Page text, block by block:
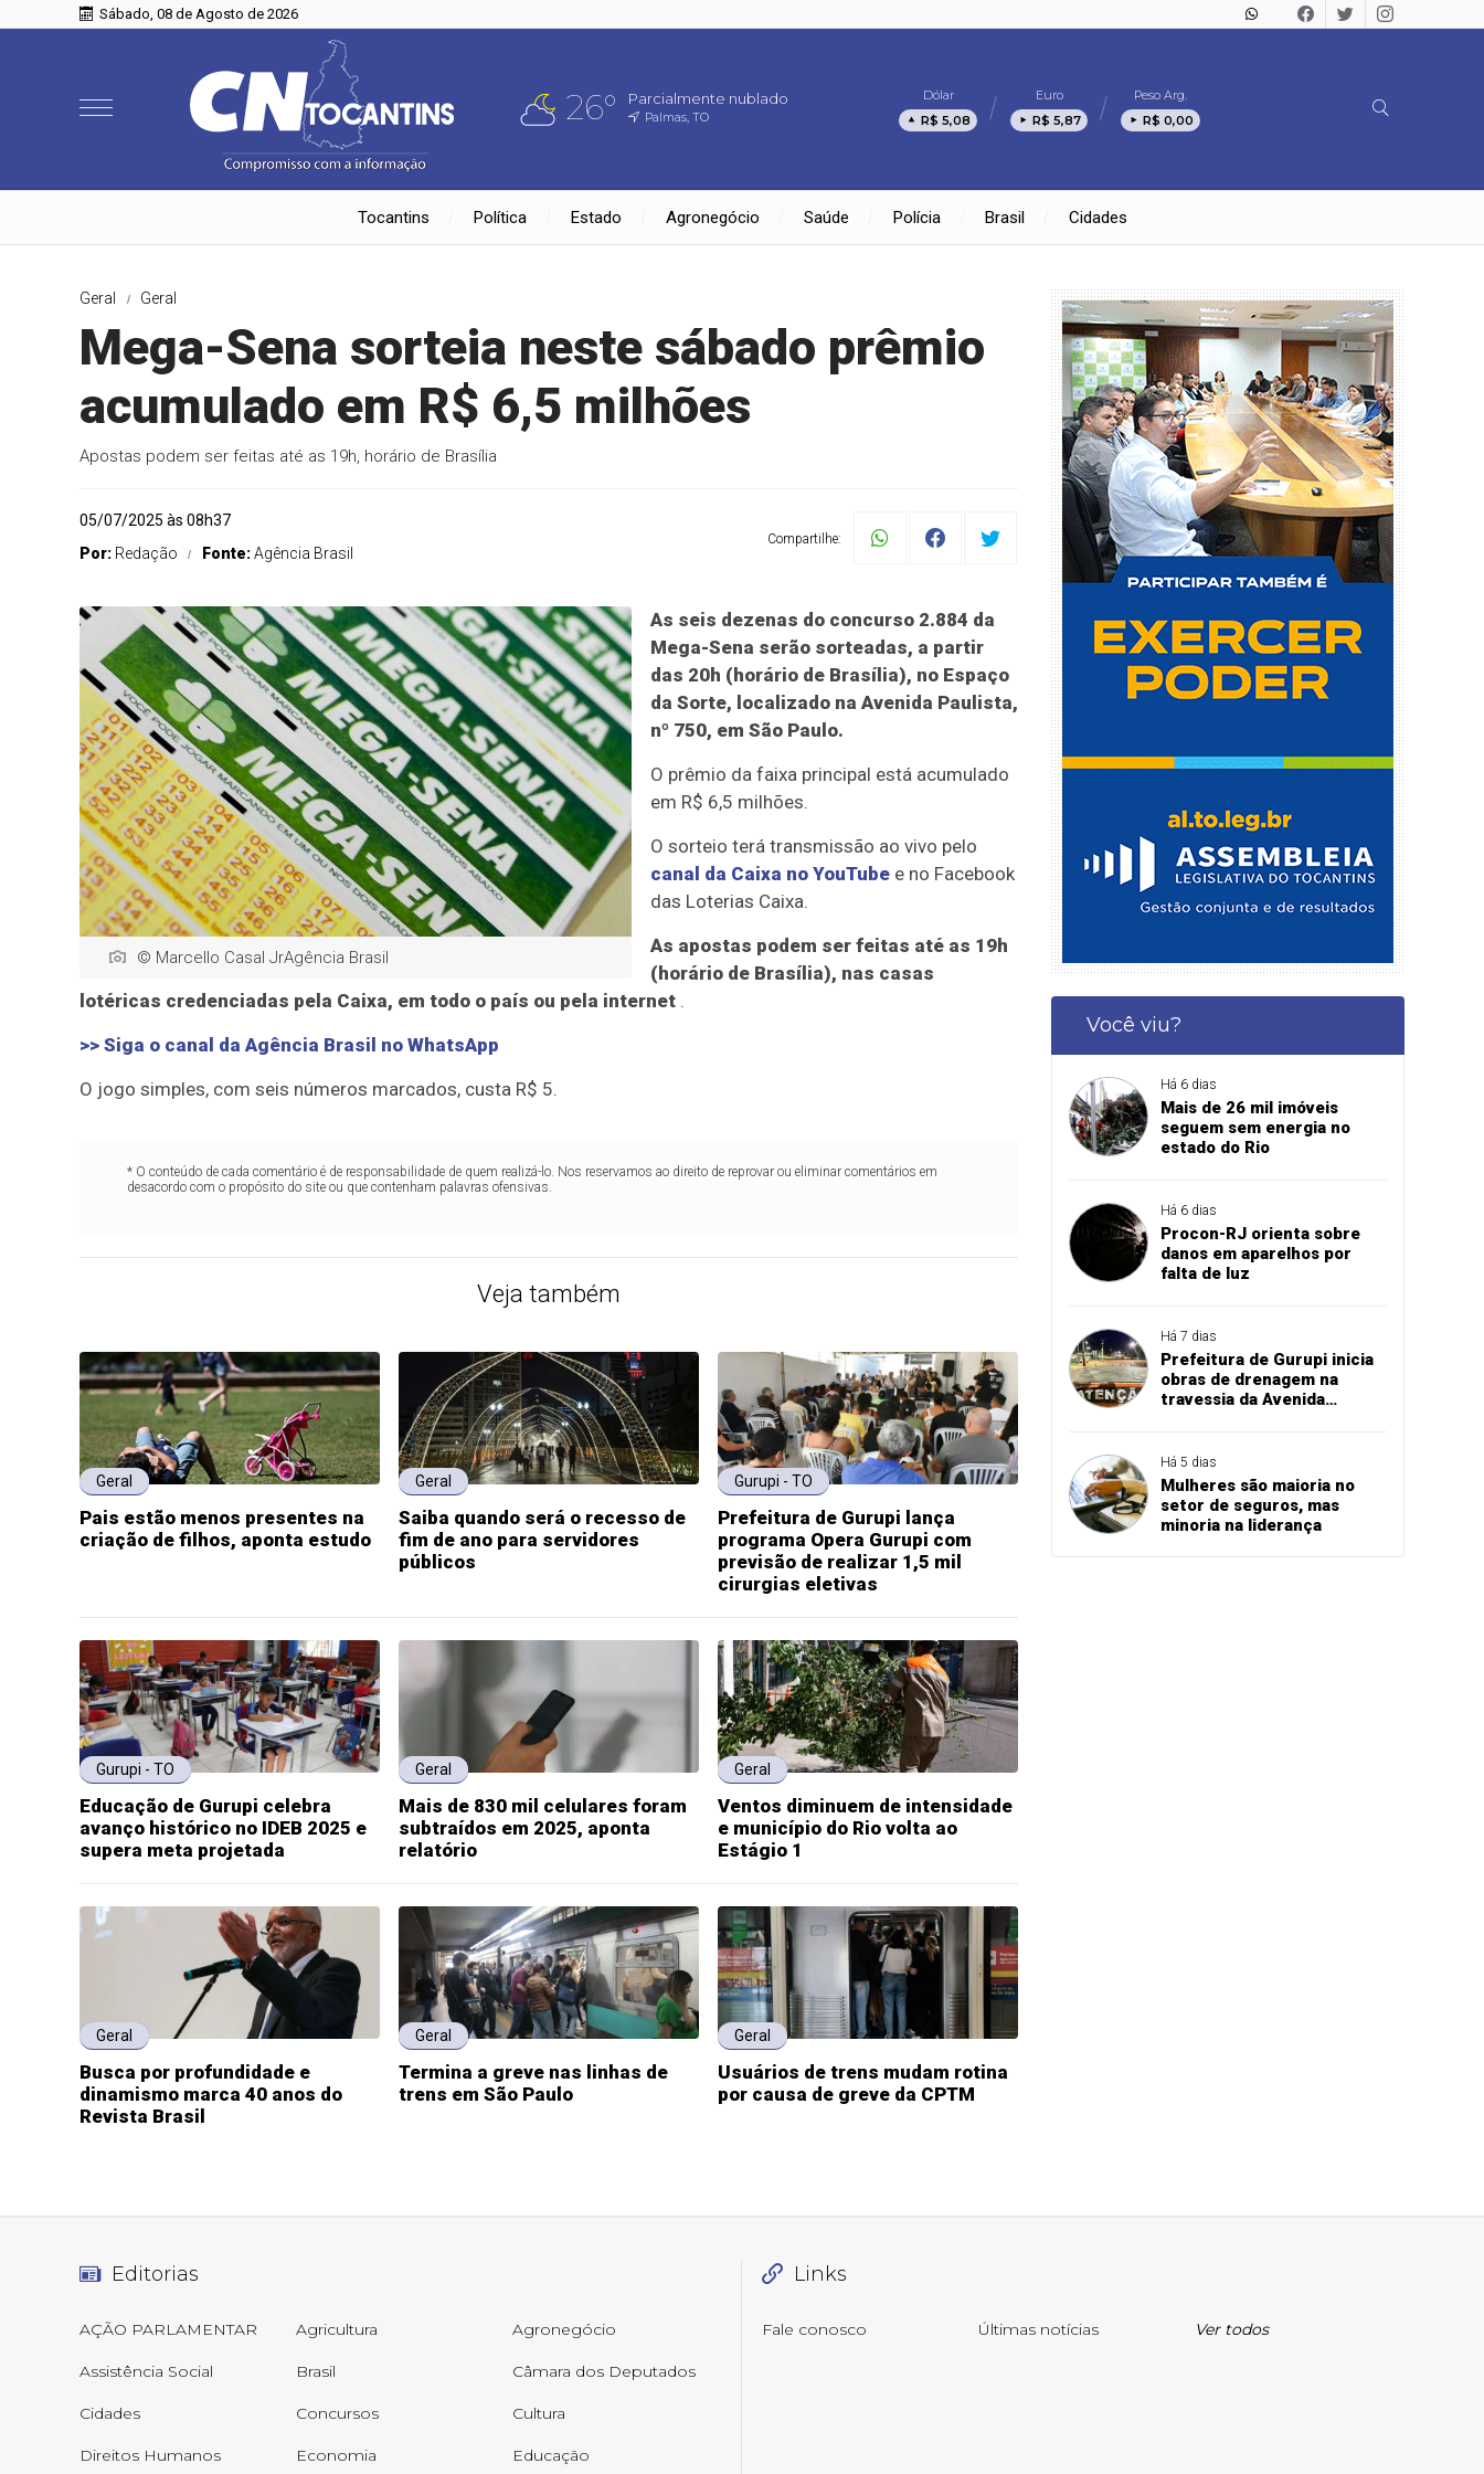
Sábado, 08 de Agosto de 2026
26° Parcialmente nublado
Palmas, TO
Dólar
R$ 5,08
Euro
R$ 5,87
Peso Arg.
R$ 0,00
Tocantins Política Estado Agronegócio Saúde Polícia Brasil Cidades
Geral Geral
Mega-Sena sorteia neste sábado prêmio
acumulado em R$ 6,5 milhões
Apostas podem ser feitas até as 19h, horário de Brasília
05/07/2025 às 08h37
Por: Redação Fonte:Agência Brasil
Compartilhe:
© Marcello Casal JrAgência Brasil
As seis dezenas do concurso 2.884 da
Mega-Sena serão sorteadas, a partir
das 20h (horário de Brasília), no Espaço
da Sorte, localizado na Avenida Paulista,
nº 750, em São Paulo.
O prêmio da faixa principal está acumulado
em R$ 6,5 milhões.
O sorteio terá transmissão ao vivo pelo
canal da Caixa no YouTube e no Facebook
das Loterias Caixa.
As apostas podem ser feitas até as 19h
(horário de Brasília), nas casas
lotéricas credenciadas pela Caixa, em todo o país ou pela internet .
>> Siga o canal da Agência Brasil no WhatsApp
O jogo simples, com seis números marcados, custa R$ 5.
* O conteúdo de cada comentário é de responsabilidade de quem realizá-lo. Nos reservamos ao direito de reprovar ou eliminar comentários em
desacordo com o propósito do site ou que contenham palavras ofensivas.
Veja também
Geral
Pais estão menos presentes na
criação de filhos, aponta estudo
Geral
Saiba quando será o recesso de
fim de ano para servidores
públicos
Gurupi - TO
Prefeitura de Gurupi lança
programa Opera Gurupi com
previsão de realizar 1,5 mil
cirurgias eletivas
Gurupi - TO
Educação de Gurupi celebra
avanço histórico no IDEB 2025 e
supera meta projetada
Geral
Mais de 830 mil celulares foram
subtraídos em 2025, aponta
relatório
Geral
Ventos diminuem de intensidade
e município do Rio volta ao
Estágio 1
Geral
Busca por profundidade e
dinamismo marca 40 anos do
Revista Brasil
Geral
Termina a greve nas linhas de
trens em São Paulo
Geral
Usuários de trens mudam rotina
por causa de greve da CPTM
Você viu?
Há 6 dias
Mais de 26 mil imóveis
seguem sem energia no
estado do Rio
Há 6 dias
Procon-RJ orienta sobre
danos em aparelhos por
falta de luz
Há 7 dias
Prefeitura de Gurupi inicia
obras de drenagem na
travessia da Avenida
Há 5 dias
Mulheres são maioria no
setor de seguros, mas
minoria na liderança
Editorias
AÇÃO PARLAMENTAR Agricultura Agronegócio
Assistência Social Brasil Câmara dos Deputados
Cidades Concursos Cultura
Direitos Humanos Economia Educação
Links
Fale conosco Últimas notícias Ver todos